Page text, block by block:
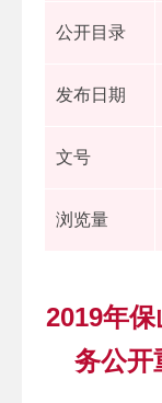
公开目录
发布日期
文号
浏览量
2019年
务公开